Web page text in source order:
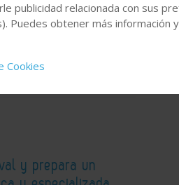
y prepara un
relacionada con sus
Puedes obtener más información
Cookies